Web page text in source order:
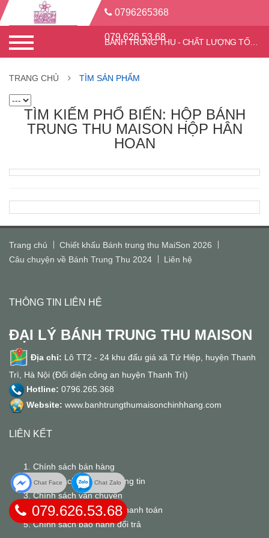
0796265368
079.626.53.68 BÁNH TRUNG THU - CHẤT LƯỢNG TỐT - CHIẾT KHẤU CAO
TRANG CHỦ TÌM SẢN PHẨM
TÌM KIẾM PHỔ BIẾN: HỘP BÁNH
TRUNG THU MAISON HỘP HÂN
HOAN
Trang chủ
Chiết khấu Bánh trung thu MaiSon 2026
Câu chuyện về Bánh Trung Thu 2024
Liên hệ
THÔNG TIN LIÊN HỆ
ĐẠI LÝ BÁNH TRUNG THU MAISON
Địa chỉ: Lô TT2 - 24 khu đấu giá xã Tứ Hiệp, huyện Thanh
Trì, Hà Nội (Đối diện công an huyện Thanh Trì)
Hotline: 0796.265.368
Website: www.banhtrungthumaisonchinhhang.com
LIÊN KẾT
Chính sách bán hàng
Chính sách bảo mật thông tin
Chính sách vận chuyển
Chính sách nhận hàng thanh toán
Chính sách bảo hành đổi trả
Chat Face Chat Zalo
079.626.53.68